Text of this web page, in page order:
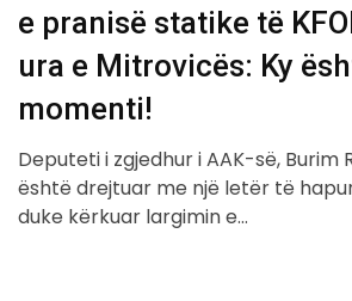
e pranisë statike të
ura e Mitrovicës: Ky
momenti!
Deputeti i zgjedhur i AAK-së, Burim
është drejtuar me një letër të
duke kërkuar largimin e…